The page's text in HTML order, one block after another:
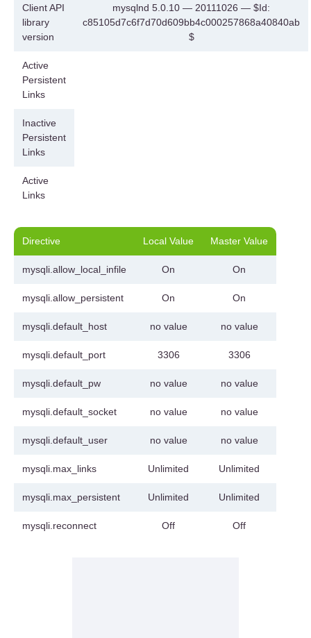
Client API
library
version
mysqlnd 5.0.10 — 20111026 — $Id:
c85105d7c6f7d70d609bb4c000257868a40840ab
$
Active
Persistent
Links
Inactive
Persistent
Links
Active
Links
Directive Local Value Master Value
mysqli.allow_local_infile On On
mysqli.allow_persistent On On
mysqli.default_host no value no value
mysqli.default_port 3306 3306
mysqli.default_pw no value no value
mysqli.default_socket no value no value
mysqli.default_user no value no value
mysqli.max_links Unlimited Unlimited
mysqli.max_persistent Unlimited Unlimited
mysqli.reconnect Off Off